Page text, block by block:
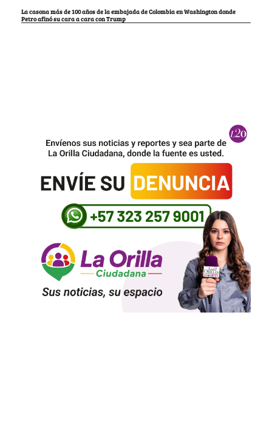
La casona más de 100 años de la embajada de Colombia en Washington donde
Petro afinó su cara a cara con Trump